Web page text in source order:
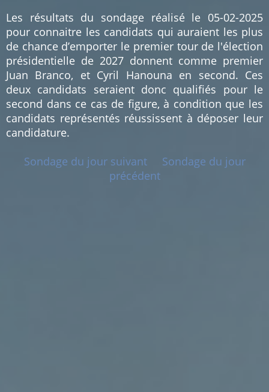
Les résultats du sondage réalisé le 05-02-2025
pour connaitre les candidats qui auraient les plus
de chance d’emporter le premier tour de l'élection
présidentielle de 2027 donnent comme premier
Juan Branco, et Cyril Hanouna en second. Ces
deux candidats seraient donc qualifiés pour le
second dans ce cas de figure, à condition que les
candidats représentés réussissent à déposer leur
candidature.
Sondage du jour suivant
Sondage du jour
précédent